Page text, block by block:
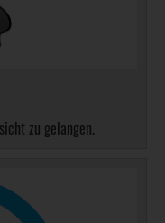
zu gelangen.